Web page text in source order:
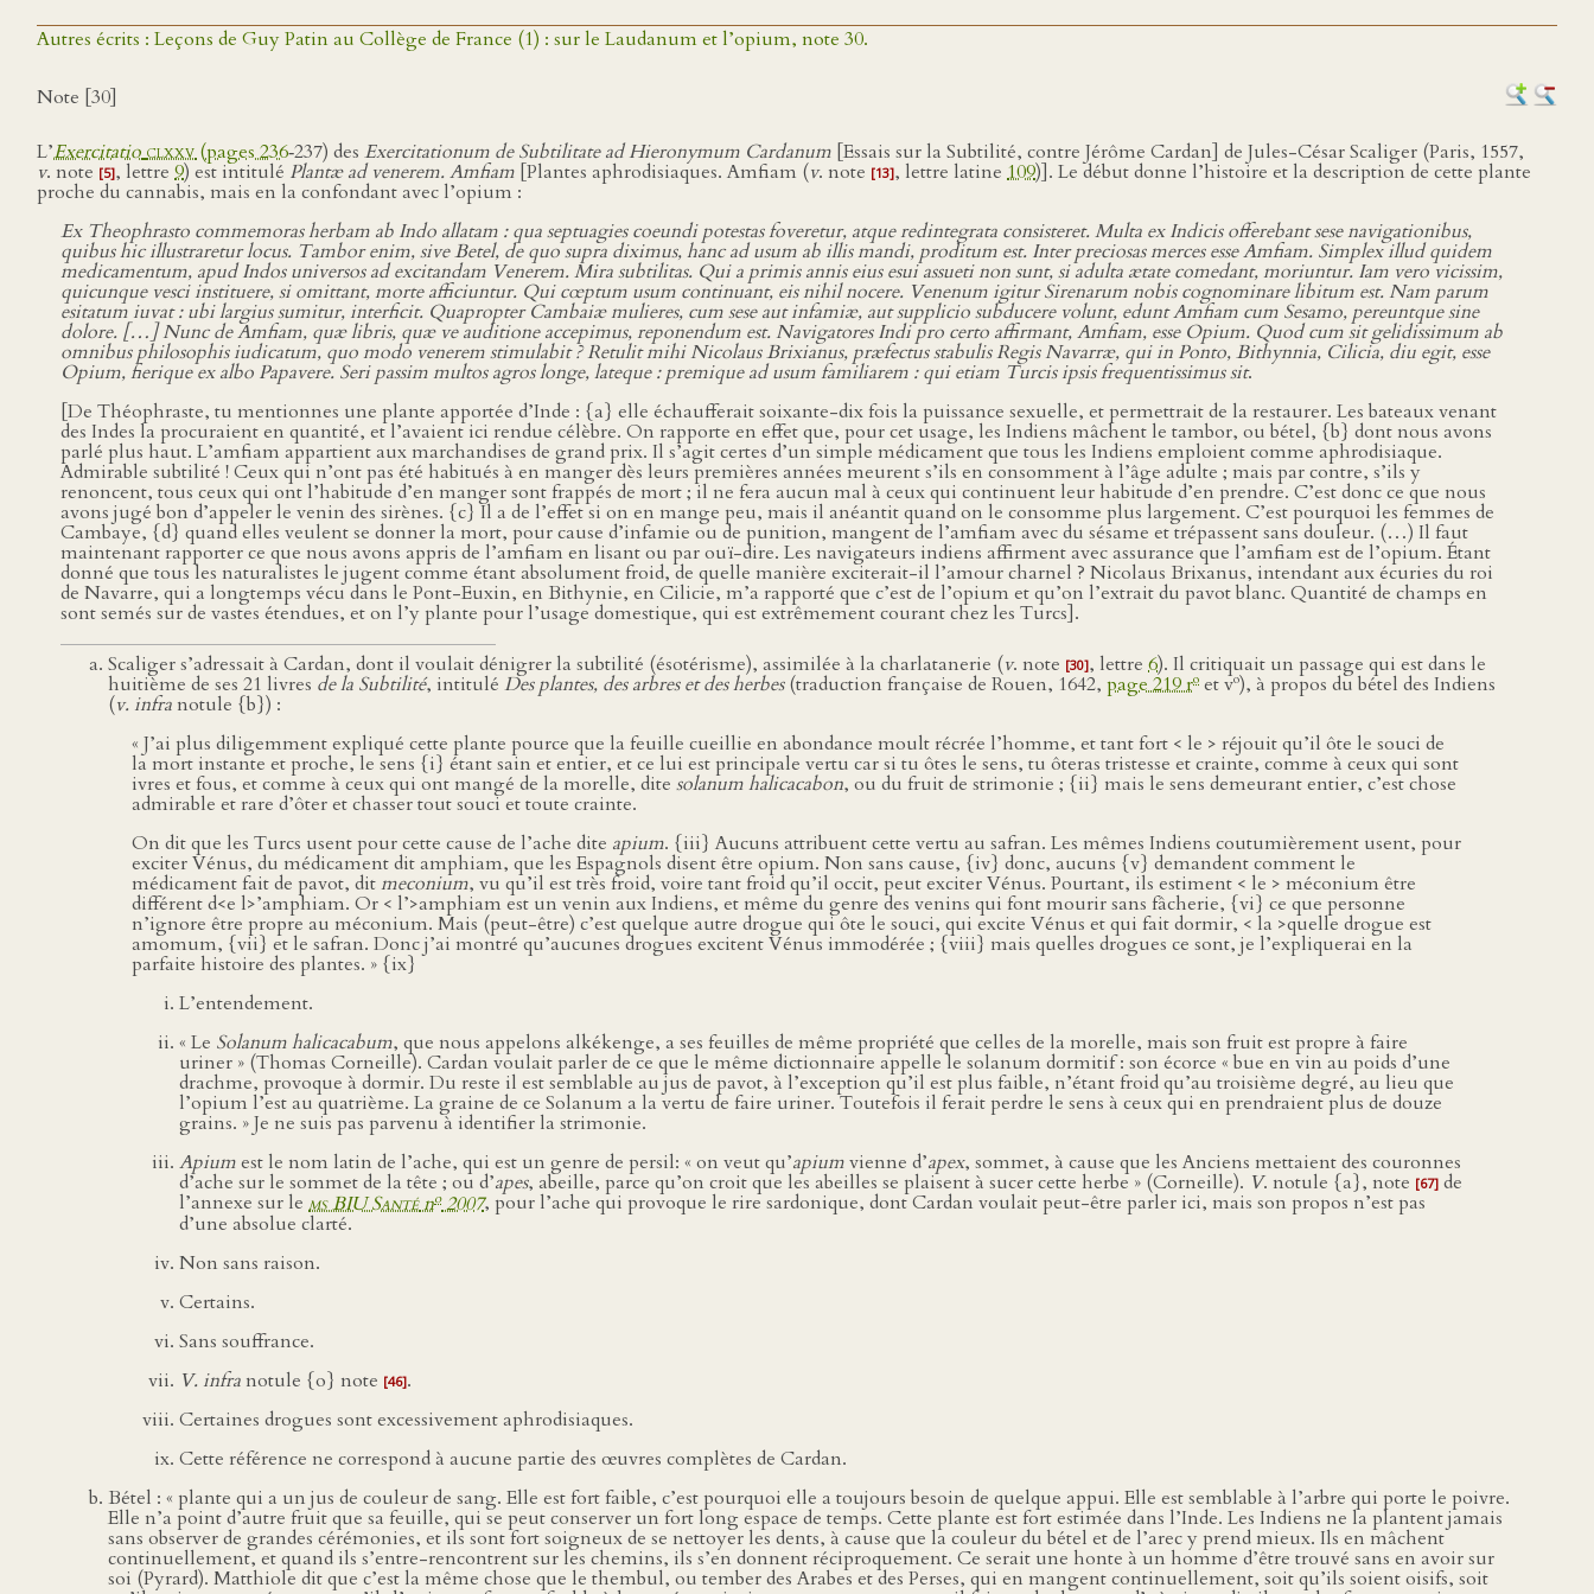
Autres écrits : Leçons de Guy Patin au Collège de France (1) : sur le Laudanum et l’opium, note 30.
Note [30]
L’Exercitatioclxxv(pages 236‑237) des Exercitationum de Subtilitate ad Hieronymum Cardanum [Essais sur la Subtilité, contre Jérôme Cardan] de Jules-César Scaliger (Paris, 1557,
v. note [5], lettre 9) est intitulé Plantæ ad venerem. Amfiam [Plantes aphrodisiaques. Amfiam (v. note [13], lettre latine 109)]. Le début donne l’histoire et la description de cette plante
proche du cannabis, mais en la confondant avec l’opium :
Ex Theophrasto commemoras herbam ab Indo allatam : qua septuagies coeundi potestas foveretur, atque redintegrata consisteret. Multa ex Indicis offerebant sese navigationibus,
quibus hic illustraretur locus. Tambor enim, sive Betel, de quo supra diximus, hanc ad usum ab illis mandi, proditum est. Inter preciosas merces esse Amfiam. Simplex illud quidem
medicamentum, apud Indos universos ad excitandam Venerem. Mira subtilitas. Qui a primis annis eius esui assueti non sunt, si adulta ætate comedant, moriuntur. Iam vero vicissim,
quicunque vesci instituere, si omittant, morte afficiuntur. Qui cœptum usum continuant, eis nihil nocere. Venenum igitur Sirenarum nobis cognominare libitum est. Nam parum
esitatum iuvat : ubi largius sumitur, interficit. Quapropter Cambaiæ mulieres, cum sese aut infamiæ, aut supplicio subducere volunt, edunt Amfiam cum Sesamo, pereuntque sine
dolore. […] Nunc de Amfiam, quæ libris, quæ ve auditione accepimus, reponendum est. Navigatores Indi pro certo affirmant, Amfiam, esse Opium. Quod cum sit gelidissimum ab
omnibus philosophis iudicatum, quo modo venerem stimulabit ? Retulit mihi Nicolaus Brixianus, præfectus stabulis Regis Navarræ, qui in Ponto, Bithynnia, Cilicia, diu egit, esse
Opium, fierique ex albo Papavere. Seri passim multos agros longe, lateque : premique ad usum familiarem : qui etiam Turcis ipsis frequentissimus sit.
[De Théophraste, tu mentionnes une plante apportée d’Inde : {a} elle échaufferait soixante-dix fois la puissance sexuelle, et permettrait de la restaurer. Les bateaux venant
des Indes la procuraient en quantité, et l’avaient ici rendue célèbre. On rapporte en effet que, pour cet usage, les Indiens mâchent le tambor, ou bétel, {b} dont nous avons
parlé plus haut. L’amfiam appartient aux marchandises de grand prix. Il s’agit certes d’un simple médicament que tous les Indiens emploient comme aphrodisiaque.
Admirable subtilité ! Ceux qui n’ont pas été habitués à en manger dès leurs premières années meurent s’ils en consomment à l’âge adulte ; mais par contre, s’ils y
renoncent, tous ceux qui ont l’habitude d’en manger sont frappés de mort ; il ne fera aucun mal à ceux qui continuent leur habitude d’en prendre. C’est donc ce que nous
avons jugé bon d’appeler le venin des sirènes. {c} Il a de l’effet si on en mange peu, mais il anéantit quand on le consomme plus largement. C’est pourquoi les femmes de
Cambaye, {d} quand elles veulent se donner la mort, pour cause d’infamie ou de punition, mangent de l’amfiam avec du sésame et trépassent sans douleur. (…) Il faut
maintenant rapporter ce que nous avons appris de l’amfiam en lisant ou par ouï-dire. Les navigateurs indiens affirment avec assurance que l’amfiam est de l’opium. Étant
donné que tous les naturalistes le jugent comme étant absolument froid, de quelle manière exciterait-il l’amour charnel ? Nicolaus Brixanus, intendant aux écuries du roi
de Navarre, qui a longtemps vécu dans le Pont-Euxin, en Bithynie, en Cilicie, m’a rapporté que c’est de l’opium et qu’on l’extrait du pavot blanc. Quantité de champs en
sont semés sur de vastes étendues, et on l’y plante pour l’usage domestique, qui est extrêmement courant chez les Turcs].
Scaliger s’adressait à Cardan, dont il voulait dénigrer la subtilité (ésotérisme), assimilée à la charlatanerie (v. note [30], lettre 6). Il critiquait un passage qui est dans le
huitième de ses 21 livres de la Subtilité, intitulé Des plantes, des arbres et des herbes(traduction française de Rouen, 1642, page 219 ro et vo), à propos du bétel des Indiens
(v. infra notule {b}) :
« J’ai plus diligemment expliqué cette plante pource que la feuille cueillie en abondance moult récrée l’homme, et tant fort < le > réjouit qu’il ôte le souci de
la mort instante et proche, le sens {i} étant sain et entier, et ce lui est principale vertu car si tu ôtes le sens, tu ôteras tristesse et crainte, comme à ceux qui sont
ivres et fous, et comme à ceux qui ont mangé de la morelle, dite solanum halicacabon, ou du fruit de strimonie ; {ii} mais le sens demeurant entier, c’est chose
admirable et rare d’ôter et chasser tout souci et toute crainte.
On dit que les Turcs usent pour cette cause de l’ache dite apium. {iii} Aucuns attribuent cette vertu au safran. Les mêmes Indiens coutumièrement usent, pour
exciter Vénus, du médicament dit amphiam, que les Espagnols disent être opium. Non sans cause, {iv} donc, aucuns {v} demandent comment le
médicament fait de pavot, ditmeconium, vu qu’il est très froid, voire tant froid qu’il occit, peut exciter Vénus. Pourtant, ils estiment < le > méconium être
différent d<e l>’amphiam. Or < l’>amphiam est un venin aux Indiens, et même du genre des venins qui font mourir sans fâcherie, {vi} ce que personne
n’ignore être propre au méconium. Mais (peut-être) c’est quelque autre drogue qui ôte le souci, qui excite Vénus et qui fait dormir, < la >quelle drogue est
amomum, {vii} et le safran. Donc j’ai montré qu’aucunes drogues excitent Vénus immodérée ; {viii} mais quelles drogues ce sont, je l’expliquerai en la
parfaite histoire des plantes. » {ix}
L’entendement.
« Le Solanum halicacabum, que nous appelons alkékenge, a ses feuilles de même propriété que celles de la morelle, mais son fruit est propre à faire
uriner » (Thomas Corneille). Cardan voulait parler de ce que le même dictionnaire appelle le solanum dormitif : son écorce « bue en vin au poids d’une
drachme, provoque à dormir. Du reste il est semblable au jus de pavot, à l’exception qu’il est plus faible, n’étant froid qu’au troisième degré, au lieu que
l’opium l’est au quatrième. La graine de ce Solanum a la vertu de faire uriner. Toutefois il ferait perdre le sens à ceux qui en prendraient plus de douze
grains. » Je ne suis pas parvenu à identifier la strimonie.
Apiumest le nom latin de l’ache, qui est un genre de persil: « on veut qu’apiumvienne d’apex, sommet, à cause que les Anciens mettaient des couronnes
d’ache sur le sommet de la tête ; ou d’apes, abeille, parce qu’on croit que les abeilles se plaisent à sucer cette herbe » (Corneille). V. notule {a}, note [67] de
l’annexe sur le ms BIU Santéno2007, pour l’ache qui provoque le rire sardonique, dont Cardan voulait peut-être parler ici, mais son propos n’est pas
d’une absolue clarté.
Non sans raison.
Certains.
Sans souffrance.
V. infra notule {o} note [46].
Certaines drogues sont excessivement aphrodisiaques.
Cette référence ne correspond à aucune partie des œuvres complètes de Cardan.
Bétel : « plante qui a un jus de couleur de sang. Elle est fort faible, c’est pourquoi elle a toujours besoin de quelque appui. Elle est semblable à l’arbre qui porte le poivre.
Elle n’a point d’autre fruit que sa feuille, qui se peut conserver un fort long espace de temps. Cette plante est fort estimée dans l’Inde. Les Indiens ne la plantent jamais
sans observer de grandes cérémonies, et ils sont fort soigneux de se nettoyer les dents, à cause que la couleur du bétel et de l’arec y prend mieux. Ils en mâchent
continuellement, et quand ils s’entre-rencontrent sur les chemins, ils s’en donnent réciproquement. Ce serait une honte à un homme d’être trouvé sans en avoir sur
soi (Pyrard). Matthiole dit que c’est la même chose que le thembul, ou tember des Arabes et des Perses, qui en mangent continuellement, soit qu’ils soient oisifs, soit